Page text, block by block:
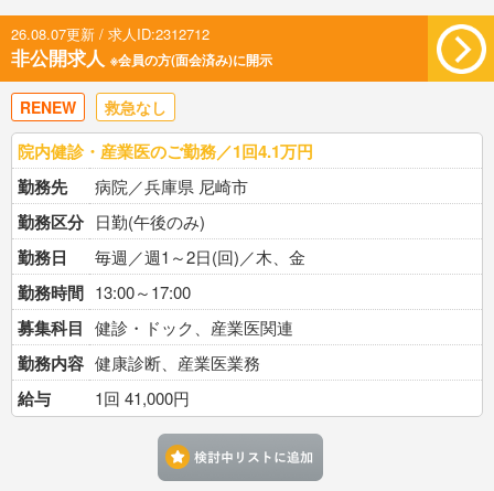
26.08.07更新 / 求人ID:2312712
非公開求人 ※会員の方(面会済み)に開示
RENEW 救急なし
院内健診・産業医のご勤務／1回4.1万円
勤務先
病院／兵庫県 尼崎市
勤務区分 日勤(午後のみ)
勤務日 毎週／週1～2日(回)／木、金
勤務時間 13:00～17:00
募集科目 健診・ドック、産業医関連
勤務内容 健康診断、産業医業務
給与 1回 41,000円